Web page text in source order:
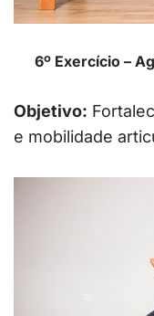
6º Exercício –
Objetivo:
e mobilidade